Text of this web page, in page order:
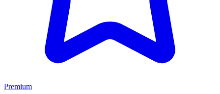
Premium